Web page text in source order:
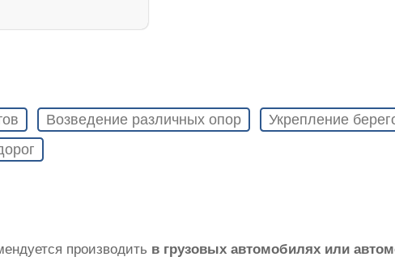
Возведение различных опор
Укрепление
производить в грузовых автомобилях или